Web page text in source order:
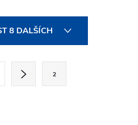
8 DALŠÍCH
2